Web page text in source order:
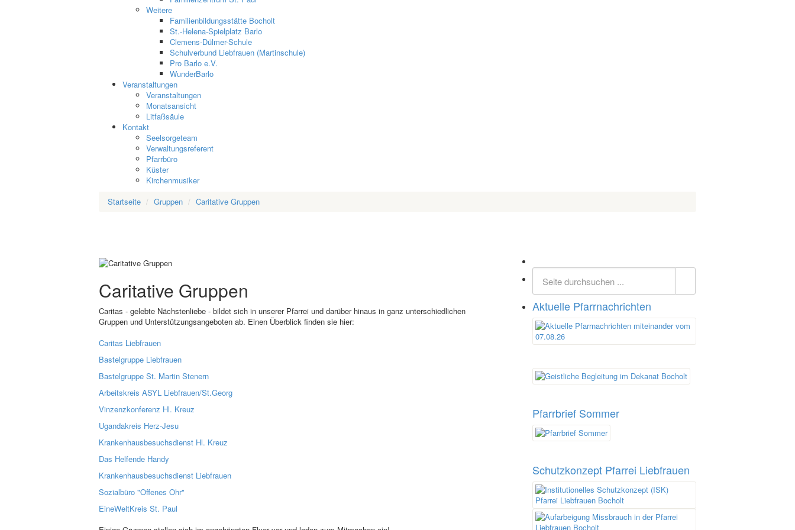
Weitere
Familienbildungsstätte Bocholt
St.-Helena-Spielplatz Barlo
Clemens-Dülmer-Schule
Schulverbund Liebfrauen (Martinschule)
Pro Barlo e.V.
WunderBarlo
Veranstaltungen
Veranstaltungen
Monatsansicht
Litfaßsäule
Kontakt
Seelsorgeteam
Verwaltungsreferent
Pfarrbüro
Küster
Kirchenmusiker
Startseite
Gruppen Caritative Gruppen
Caritative Gruppen
Caritas - gelebte Nächstenliebe - bildet sich in unserer Pfarrei und darüber hinaus in ganz unterschiedlichen
Gruppen und Unterstützungsangeboten ab. Einen Überblick finden sie hier:
Caritas Liebfrauen
Bastelgruppe Liebfrauen
Bastelgruppe St. Martin Stenern
Arbeitskreis ASYL Liebfrauen/St.Georg
Vinzenzkonferenz Hl. Kreuz
Ugandakreis Herz-Jesu
Krankenhausbesuchsdienst Hl. Kreuz
Das Helfende Handy
Krankenhausbesuchsdienst Liebfrauen
Sozialbüro "Offenes Ohr"
EineWeltKreis St. Paul
Aktuelle Pfarrnachrichten
Pfarrbrief Sommer
Schutzkonzept Pfarrei Liebfrauen